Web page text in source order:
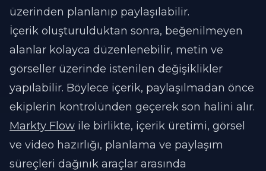
üzerinden planlanıp paylaşılabilir.
İçerik oluşturulduktan sonra, beğenilmeyen
alanlar kolayca düzenlenebilir, metin ve
görseller üzerinde istenilen değişiklikler
yapılabilir. Böylece içerik, paylaşılmadan önce
ekiplerin kontrolünden geçerek son halini alır.
Markty Flow ile birlikte, içerik üretimi, görsel
ve video hazırlığı, planlama ve paylaşım
süreçleri dağınık araçlar arasında